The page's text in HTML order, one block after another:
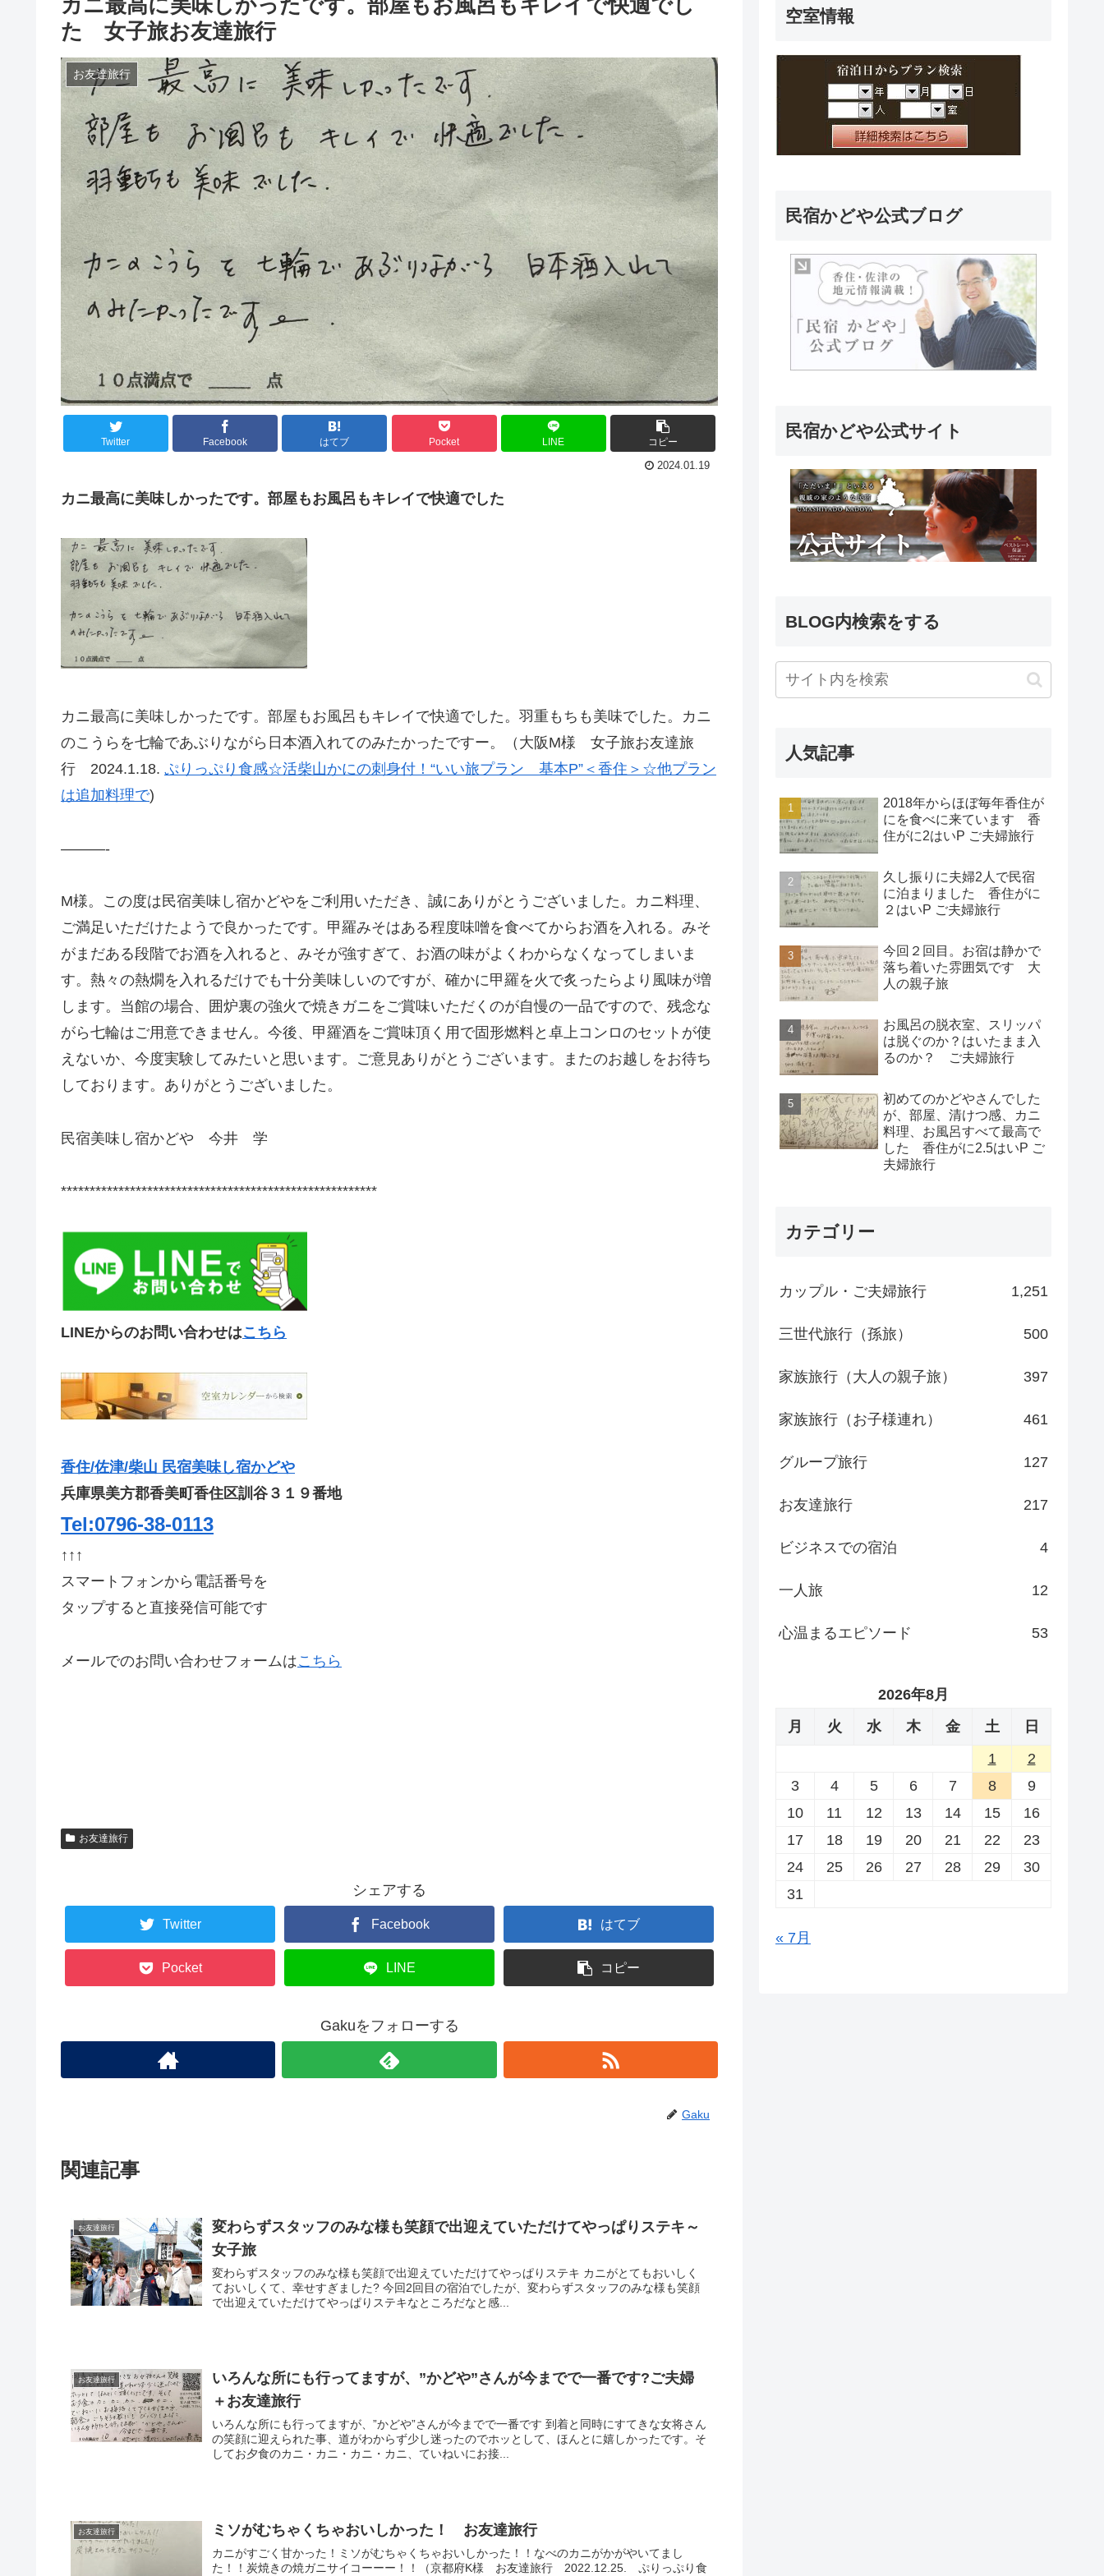
た 女子旅お友達旅行
お友達旅行
Twitter Facebook はてブ Pocket LINE コピー
2024.01.19
カニ最高に美味しかったです。部屋もお風呂もキレイで快適でした
カニ最高に美味しかったです。部屋もお風呂もキレイで快適でした。羽重もちも美味でした。カニ
のこうらを七輪であぶりながら日本酒入れてのみたかったですー。（大阪M様 女子旅お友達旅
行 2024.1.18. ぷりっぷり食感☆活柴山かにの刺身付！“いい旅プラン 基本P”＜香住＞☆他プラン
は追加料理で)
———-
M様。この度は民宿美味し宿かどやをご利用いただき、誠にありがとうございました。カニ料理、
ご満足いただけたようで良かったです。甲羅みそはある程度味噌を食べてからお酒を入れる。みそ
がまだある段階でお酒を入れると、みそが強すぎて、お酒の味がよくわからなくなってしまいま
す。熱々の熱燗を入れるだけでも十分美味しいのですが、確かに甲羅を火で炙ったらより風味が増
します。当館の場合、囲炉裏の強火で焼きガニをご賞味いただくのが自慢の一品ですので、残念な
がら七輪はご用意できません。今後、甲羅酒をご賞味頂く用で固形燃料と卓上コンロのセットが使
えないか、今度実験してみたいと思います。ご意見ありがとうございます。またのお越しをお待ち
しております。ありがとうございました。
民宿美味し宿かどや 今井 学
*******************************************************
LINEからのお問い合わせはこちら
香住/佐津/柴山 民宿美味し宿かどや
兵庫県美方郡香美町香住区訓谷３１９番地
Tel:0796-38-0113
↑↑↑
スマートフォンから電話番号を
タップすると直接発信可能です
メールでのお問い合わせフォームはこちら
お友達旅行
シェアする
Twitter Facebook はてブ
Pocket LINE コピー
Gakuをフォローする
Gaku
関連記事
お友達旅行
変わらずスタッフのみな様も笑顔で出迎えていただけてやっぱりステキ～
女子旅
変わらずスタッフのみな様も笑顔で出迎えていただけてやっぱりステキ カニがとてもおいしく
ておいしくて、幸せすぎました? 今回2回目の宿泊でしたが、変わらずスタッフのみな様も笑顔
で出迎えていただけてやっぱりステキなところだなと感...
お友達旅行
いろんな所にも行ってますが、”かどや”さんが今までで一番です?ご夫婦
＋お友達旅行
いろんな所にも行ってますが、”かどや”さんが今までで一番です 到着と同時にすてきな女将さん
の笑顔に迎えられた事、道がわからず少し迷ったのでホッとして、ほんとに嬉しかったです。そ
してお夕食のカニ・カニ・カニ・カニ、ていねいにお接...
お友達旅行 ミソがむちゃくちゃおいしかった！ お友達旅行
カニがすごく甘かった！ミソがむちゃくちゃおいしかった！！なべのカニがかがやいてまし
た！！炭焼きの焼ガニサイコーーー！！（京都府K様 お友達旅行 2022.12.25. ぷりっぷり食
空室情報
民宿かどや公式ブログ
民宿かどや公式サイト
BLOG内検索をする
人気記事
2018年からほぼ毎年香住が
にを食べに来ています 香
住がに2はいP ご夫婦旅行
久し振りに夫婦2人で民宿
に泊まりました 香住がに
２はいP ご夫婦旅行
今回２回目。お宿は静かで
落ち着いた雰囲気です 大
人の親子旅
お風呂の脱衣室、スリッパ
は脱ぐのか？はいたまま入
るのか？ ご夫婦旅行
初めてのかどやさんでした
が、部屋、清けつ感、カニ
料理、お風呂すべて最高で
した 香住がに2.5はいP ご
夫婦旅行
カテゴリー
カップル・ご夫婦旅行 1,251
三世代旅行（孫旅） 500
家族旅行（大人の親子旅） 397
家族旅行（お子様連れ） 461
グループ旅行 127
お友達旅行 217
ビジネスでの宿泊 4
一人旅 12
心温まるエピソード 53
2026年8月
月
火 水 木 金 土
日
1
2
3
4 5 6 7 8
9
10
11 12 13 14 15
16
17
18 19 20 21 22
23
24
25 26 27 28 29
30
31
« 7月